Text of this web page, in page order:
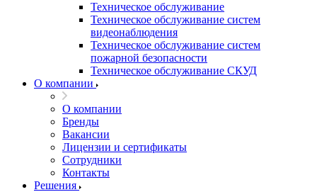
Техническое обслуживание
Техническое обслуживание систем
видеонаблюдения
Техническое обслуживание систем
пожарной безопасности
Техническое обслуживание СКУД
О компании
О компании
Бренды
Вакансии
Лицензии и сертификаты
Сотрудники
Контакты
Решения